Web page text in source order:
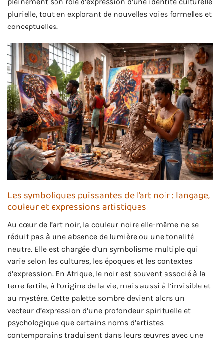
plurielle, tout en explorant de nouvelles voies formelles et
conceptuelles.
Les symboliques puissantes de l’art noir : langage,
couleur et expressions artistiques
Au cœur de l’art noir, la couleur noire elle-même ne se
réduit pas à une absence de lumière ou une tonalité
neutre. Elle est chargée d’un symbolisme multiple qui
varie selon les cultures, les époques et les contextes
d’expression. En Afrique, le noir est souvent associé à la
terre fertile, à l’origine de la vie, mais aussi à l’invisible et
au mystère. Cette palette sombre devient alors un
vecteur d’expression d’une profondeur spirituelle et
psychologique que certains noms d’artistes
contemporains traduisent dans leurs œuvres avec une